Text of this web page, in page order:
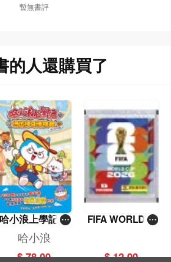
暫無書評
的人還購買了
哈小浪上學記(1
3)——逃出神奇
博物館
哈小浪
$ 78.00
FIFA WORLD C
$ 12.00